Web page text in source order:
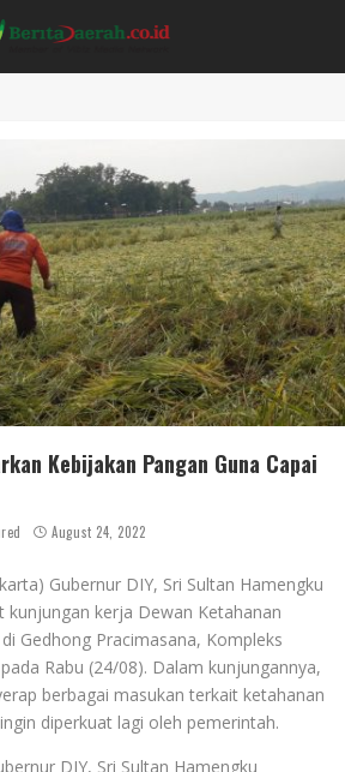
Kebijakan Pangan Guna Capai
August 24, 2022
Gubernur DIY, Sri Sultan Hamengku
kunjungan kerja Dewan Ketahanan
Gedhong Pracimasana, Kompleks
Rabu (24/08). Dalam kunjungannya,
berbagai masukan terkait ketahanan
diperkuat lagi oleh pemerintah.
DIY, Sri Sultan Hamengku